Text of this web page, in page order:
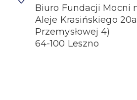
Biuro Fundacji Mocni
Aleje Krasińskiego
Przemysłowej 4)
64-100 Leszno